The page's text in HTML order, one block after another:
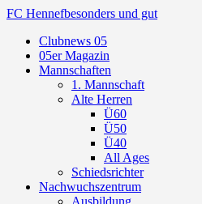
FC Hennefbesonders und gut
Clubnews 05
05er Magazin
Mannschaften
1. Mannschaft
Alte Herren
Ü60
Ü50
Ü40
All Ages
Schiedsrichter
Nachwuchszentrum
Ausbildung